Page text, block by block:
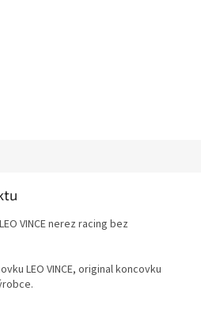
VINCE nerez racing bez
LEO VINCE, original koncovku